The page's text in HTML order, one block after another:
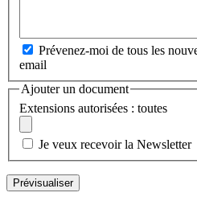
Prévenez-moi de tous les
email
Ajouter un document
Extensions autorisées : toutes
Je veux recevoir la Newsletter